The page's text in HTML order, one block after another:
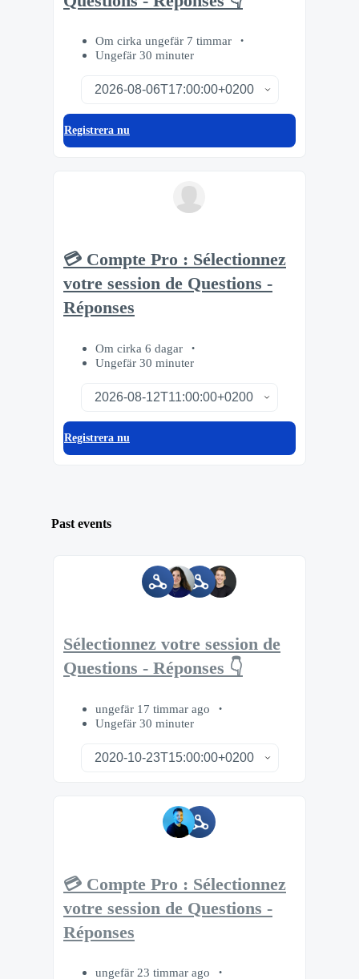
Om cirka ungefär 7 timmar
Ungefär 30 minuter
Registrera nu
💳 Compte Pro : Sélectionnez
votre session de Questions -
Réponses
Om cirka 6 dagar
Ungefär 30 minuter
Registrera nu
Past events
Sélectionnez votre session de
Questions - Réponses 👇
ungefär 17 timmar ago
Ungefär 30 minuter
💳 Compte Pro : Sélectionnez
votre session de Questions -
Réponses
ungefär 23 timmar ago